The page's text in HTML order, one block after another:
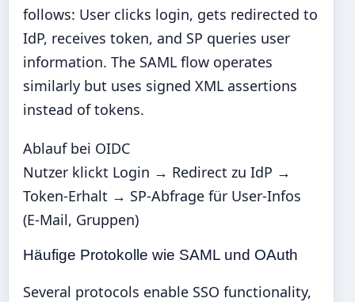
follows: User clicks login, gets redirected to
IdP, receives token, and SP queries user
information. The SAML flow operates
similarly but uses signed XML assertions
instead of tokens.
Ablauf bei OIDC
Nutzer klickt Login → Redirect zu IdP →
Token-Erhalt → SP-Abfrage für User-Infos
(E-Mail, Gruppen)
Häufige Protokolle wie SAML und OAuth
Several protocols enable SSO functionality,